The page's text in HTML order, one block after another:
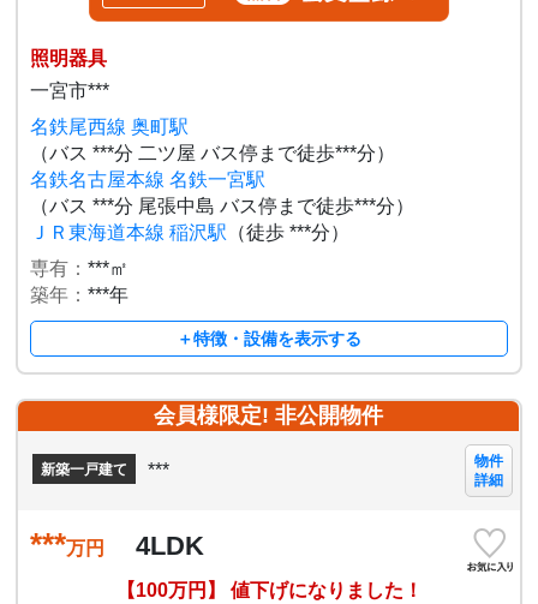
照明器具
一宮市***
名鉄尾西線 奥町駅
（バス ***分 二ツ屋 バス停まで徒歩***分）
名鉄名古屋本線 名鉄一宮駅
（バス ***分 尾張中島 バス停まで徒歩***分）
ＪＲ東海道本線 稲沢駅 （徒歩 ***分）
専有：***㎡
築年：***年
＋特徴・設備を表示する
会員様限定! 非公開物件
新築一戸建て ***
物件
詳細
***万円 4LDK
【100万円】 値下げになりました！